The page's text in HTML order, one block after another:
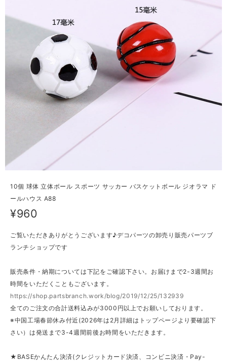
10個 球体 立体ボール スポーツ サッカー バスケットボール ジオラマ ド
ールハウス A88
¥960
ご覧いただきありがとうございます♪デコパーツの卸売り販売パーツブ
ランチショップです
販売条件・納期については下記をご確認下さい。お届けまで2-3週間お
時間をいただくこともございます。
https://shop.partsbranch.work/blog/2019/12/25/132939
全てのご注文の合計送料込みが3000円以上でお願いしております。
※中国工場春節休み付近(2026年は2月詳細はトップページより要確認下
さい）は発送まで3-4週間前後お時間をいただきます。
★BASEかんたん決済(クレジットカード決済、コンビニ決済・Pay-